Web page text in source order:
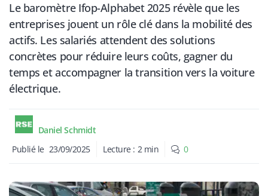
Le baromètre Ifop-Alphabet 2025 révèle que les
entreprises jouent un rôle clé dans la mobilité des
actifs. Les salariés attendent des solutions
concrètes pour réduire leurs coûts, gagner du
temps et accompagner la transition vers la voiture
électrique.
Daniel Schmidt
Publié le 23/09/2025 Lecture : 2 min 0